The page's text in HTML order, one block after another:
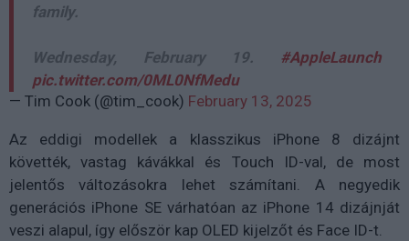
family.
Wednesday, February 19. #AppleLaunch
pic.twitter.com/0ML0NfMedu
— Tim Cook (@tim_cook) February 13, 2025
Az eddigi modellek a klasszikus iPhone 8 dizájnt
követték, vastag kávákkal és Touch ID-val, de most
jelentős változásokra lehet számítani. A negyedik
generációs iPhone SE várhatóan az iPhone 14 dizájnját
veszi alapul, így először kap OLED kijelzőt és Face ID-t.